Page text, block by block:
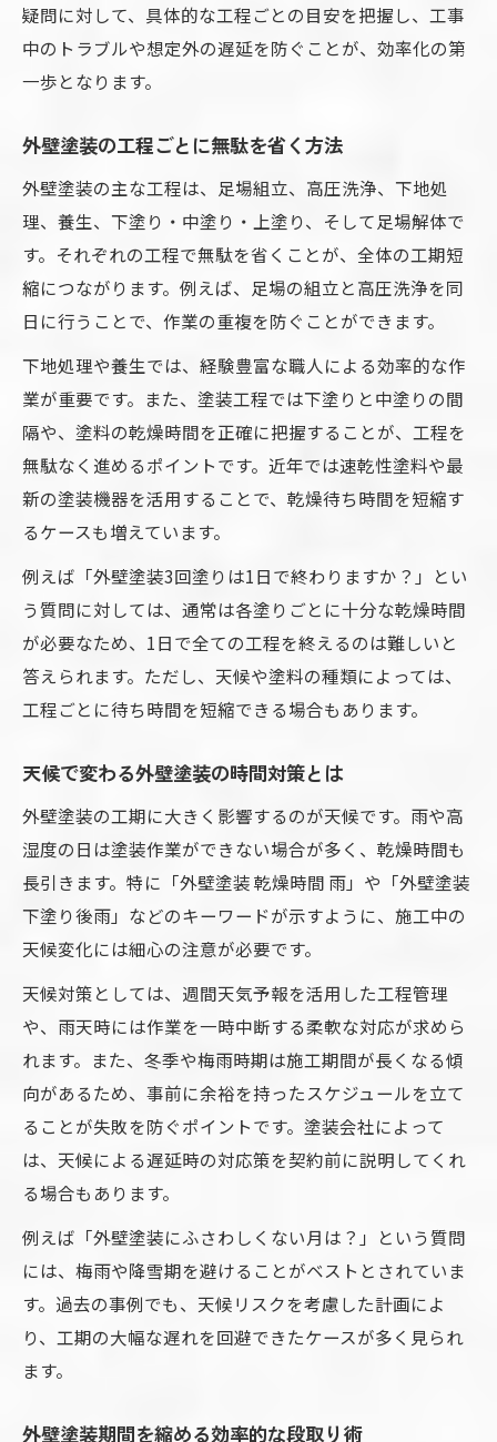
外壁塗装前の高圧洗浄に必要な時間とは
足場作業が外壁塗装の工期に与える影響
高圧洗浄後の外壁塗装で注意すべき点
外壁塗装の完全乾燥を効率よく進める方法
温度や湿度が外壁塗装の乾燥時間に与える
影響
外壁塗装で乾燥ムラをなくす実践方法
外壁塗装の乾燥時間を短縮する最新技術
疑問に対して、具体的な工程ごとの目安を把握し、工事
中のトラブルや想定外の遅延を防ぐことが、効率化の第
一歩となります。
外壁塗装の工程ごとに無駄を省く方法
外壁塗装の主な工程は、足場組立、高圧洗浄、下地処
理、養生、下塗り・中塗り・上塗り、そして足場解体で
す。それぞれの工程で無駄を省くことが、全体の工期短
縮につながります。例えば、足場の組立と高圧洗浄を同
日に行うことで、作業の重複を防ぐことができます。
下地処理や養生では、経験豊富な職人による効率的な作
業が重要です。また、塗装工程では下塗りと中塗りの間
隔や、塗料の乾燥時間を正確に把握することが、工程を
無駄なく進めるポイントです。近年では速乾性塗料や最
新の塗装機器を活用することで、乾燥待ち時間を短縮す
るケースも増えています。
例えば「外壁塗装3回塗りは1日で終わりますか？」とい
う質問に対しては、通常は各塗りごとに十分な乾燥時間
が必要なため、1日で全ての工程を終えるのは難しいと
答えられます。ただし、天候や塗料の種類によっては、
工程ごとに待ち時間を短縮できる場合もあります。
天候で変わる外壁塗装の時間対策とは
外壁塗装の工期に大きく影響するのが天候です。雨や高
湿度の日は塗装作業ができない場合が多く、乾燥時間も
長引きます。特に「外壁塗装 乾燥時間 雨」や「外壁塗装
下塗り後雨」などのキーワードが示すように、施工中の
天候変化には細心の注意が必要です。
天候対策としては、週間天気予報を活用した工程管理
や、雨天時には作業を一時中断する柔軟な対応が求めら
れます。また、冬季や梅雨時期は施工期間が長くなる傾
向があるため、事前に余裕を持ったスケジュールを立て
ることが失敗を防ぐポイントです。塗装会社によって
は、天候による遅延時の対応策を契約前に説明してくれ
る場合もあります。
例えば「外壁塗装にふさわしくない月は？」という質問
には、梅雨や降雪期を避けることがベストとされていま
す。過去の事例でも、天候リスクを考慮した計画によ
り、工期の大幅な遅れを回避できたケースが多く見られ
ます。
外壁塗装期間を縮める効率的な段取り術